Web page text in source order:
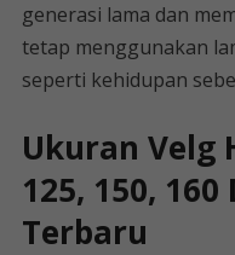
generasi lama dan
tetap menggunakan
seperti kehidupan
Ukuran Velg
125, 150,
Terbaru